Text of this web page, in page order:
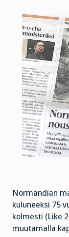
Normandian
kuluneeksi 75
kolmesti (Like
muutamalla